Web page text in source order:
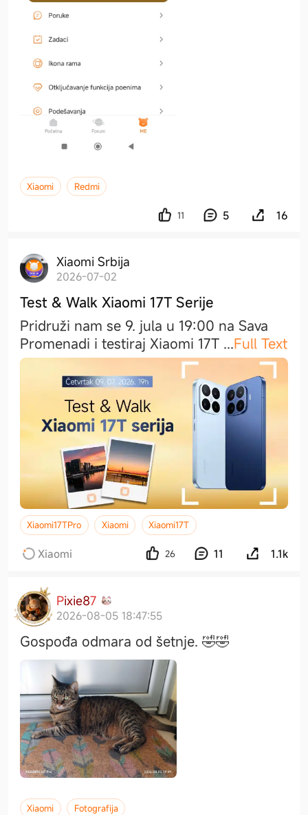
Xiaomi Redmi
11 5 16
Xiaomi Srbija
2026-07-02
Test & Walk Xiaomi 17T Serije
Pridruži nam se 9. jula u 19:00 na Sava
Promenadi i testiraj Xiaomi 17T ...Full Text
Xiaomi17TPro Xiaomi Xiaomi17T
Xiaomi 26 11 1.1k
Pixie87
2026-08-05 18:47:55
Gospođa odmara od šetnje. 🤣🤣
Xiaomi Fotografija